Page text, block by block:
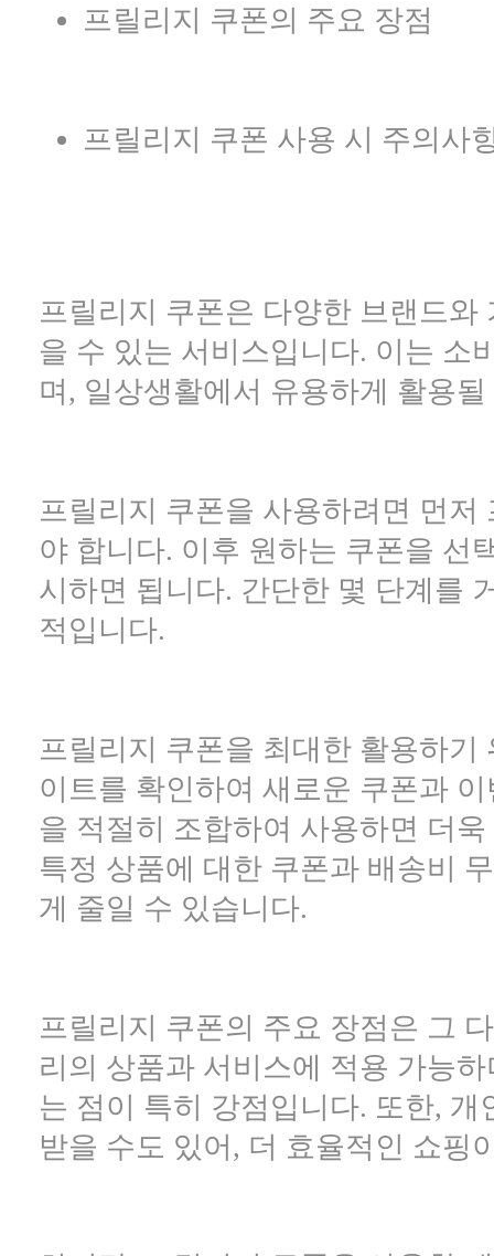
프릴리지 쿠폰의 주요 장점
프릴리지 쿠폰 사용 시 주의사
프릴리지 쿠폰은 다양한 브랜드
을 수 있는 서비스입니다. 이는 소
며, 일상생활에서 유용하게 활용
프릴리지 쿠폰을 사용하려면 먼
야 합니다. 이후 원하는 쿠폰을 선
시하면 됩니다. 간단한 몇 단계를
적입니다.
프릴리지 쿠폰을 최대한 활용하
이트를 확인하여 새로운 쿠폰과
을 적절히 조합하여 사용하면 더
특정 상품에 대한 쿠폰과 배송비
게 줄일 수 있습니다.
프릴리지 쿠폰의 주요 장점은 그
리의 상품과 서비스에 적용 가능
는 점이 특히 강점입니다. 또한,
받을 수도 있어, 더 효율적인 쇼핑